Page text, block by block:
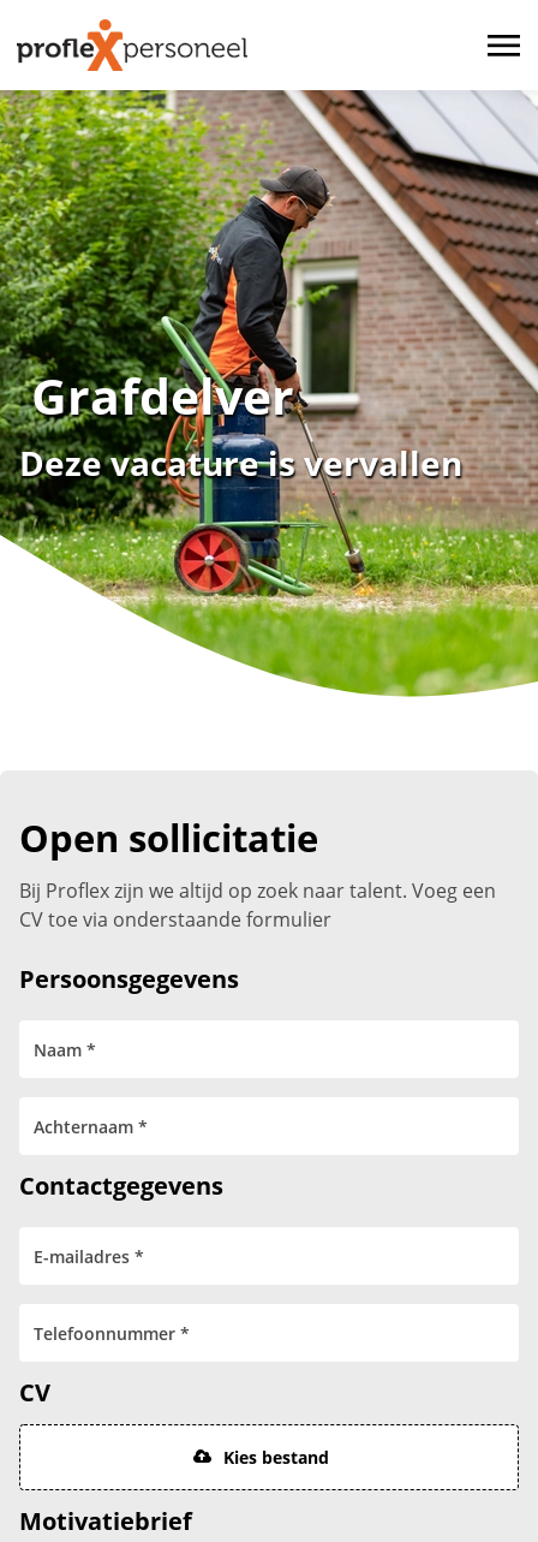
Grafdelver
Deze vacature is vervallen
Open sollicitatie
Bij Proflex zijn we altijd op zoek naar talent. Voeg een
CV toe via onderstaande formulier
Persoonsgegevens
Contactgegevens
CV
Kies bestand
Motivatiebrief